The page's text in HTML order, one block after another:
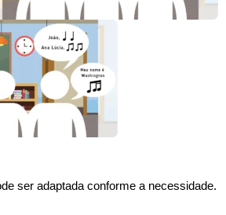
ser adaptada conforme a necessidade.